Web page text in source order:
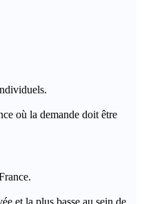
où la demande doit être
et la plus basse au sein de